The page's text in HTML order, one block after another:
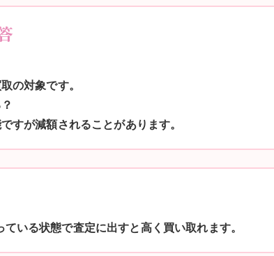
の対象です。
すが減額されることがあります。
いる状態で査定に出すと高く買い取れます。